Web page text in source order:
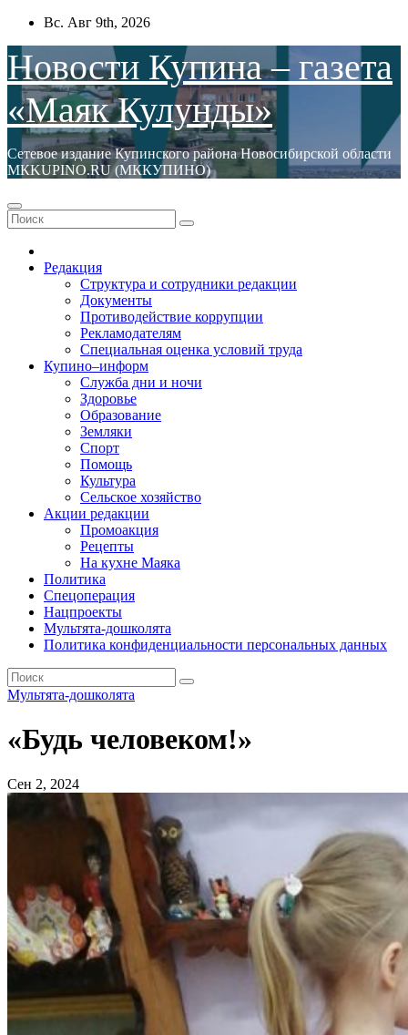
Перейти
содержимому
Вс. Авг 9th, 2026
Новости Купина – газета
«Маяк Кулунды»
Сетевое издание Купинского района Новосибирской области
МКKUPINO.RU (МККУПИНО)
Редакция
Структура и сотрудники редакции
Документы
Противодействие коррупции
Рекламодателям
Специальная оценка условий труда
Купино–информ
Служба дни и ночи
Здоровье
Образование
Земляки
Спорт
Помощь
Культура
Сельское хозяйство
Акции редакции
Промоакция
Рецепты
На кухне Маяка
Политика
Спецоперация
Нацпроекты
Мультята-дошколята
Политика конфиденциальности персональных данных
Мультята-дошколята
«Будь человеком!»
Сен 2, 2024